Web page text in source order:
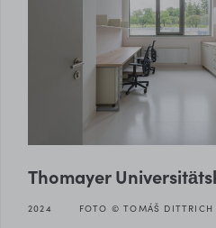
Thomayer
2024 FOTO © TOMÁŠ DITTRICH